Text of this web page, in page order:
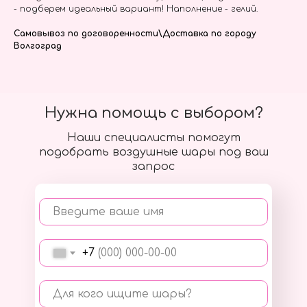
- подберем идеальный вариант! Наполнение - гелий.
Самовывоз по договоренности\Доставка по городу
Волгоград
Наши специалисты помогут
подобрать воздушные шары под ваш
запрос
Введите ваше имя
+7
Для кого ищите шары?
Нужна помощь с выбором?